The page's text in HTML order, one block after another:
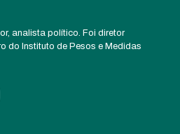
analista político. Foi diretor
do Instituto de Pesos e Medidas